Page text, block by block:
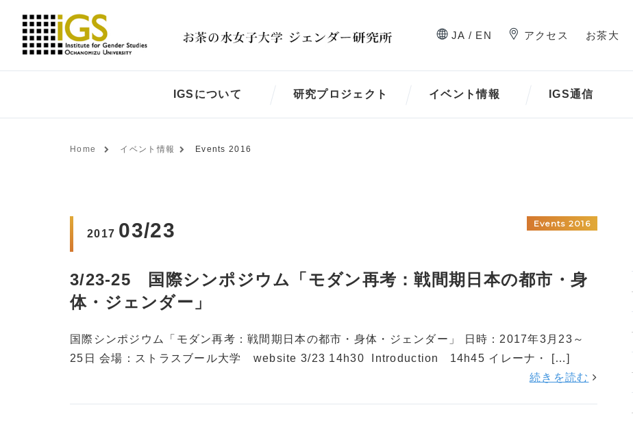
JA / EN アクセス お茶大
IGSについて 研究プロジェクト イベント情報 IGS通信
Home イベント情報 Events 2016
2017 03/23 Events 2016
3/23-25 国際シンポジウム「モダン再考：戦間期日本の都市・身
体・ジェンダー」
国際シンポジウム「モダン再考：戦間期日本の都市・身体・ジェンダー」 日時：2017年3月23～
25日 会場：ストラスブール大学 website 3/23 14h30 Introduction 14h45 イレーナ・ […]
続きを読む